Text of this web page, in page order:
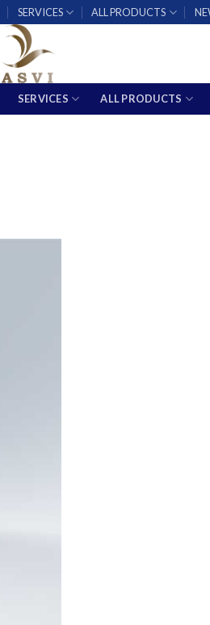
SERVICES ALL PRODUCTS
SERVICES ALL PRODUCTS